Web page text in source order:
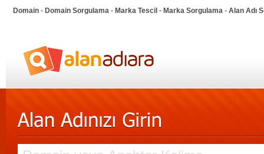
Domain - Domain Sorgulama - Marka Tescil - Marka Sorgulama - Alan Adı